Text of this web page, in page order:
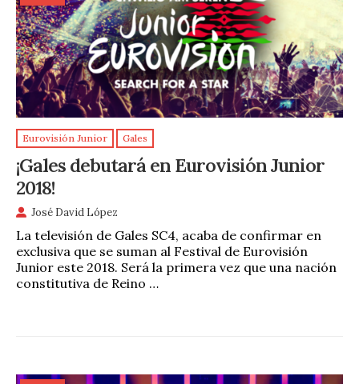
Eurovisión Junior Gales
¡Gales debutará en Eurovisión Junior
2018!
José David López
La televisión de Gales SC4, acaba de confirmar en
exclusiva que se suman al Festival de Eurovisión
Junior este 2018. Será la primera vez que una nación
constitutiva de Reino …